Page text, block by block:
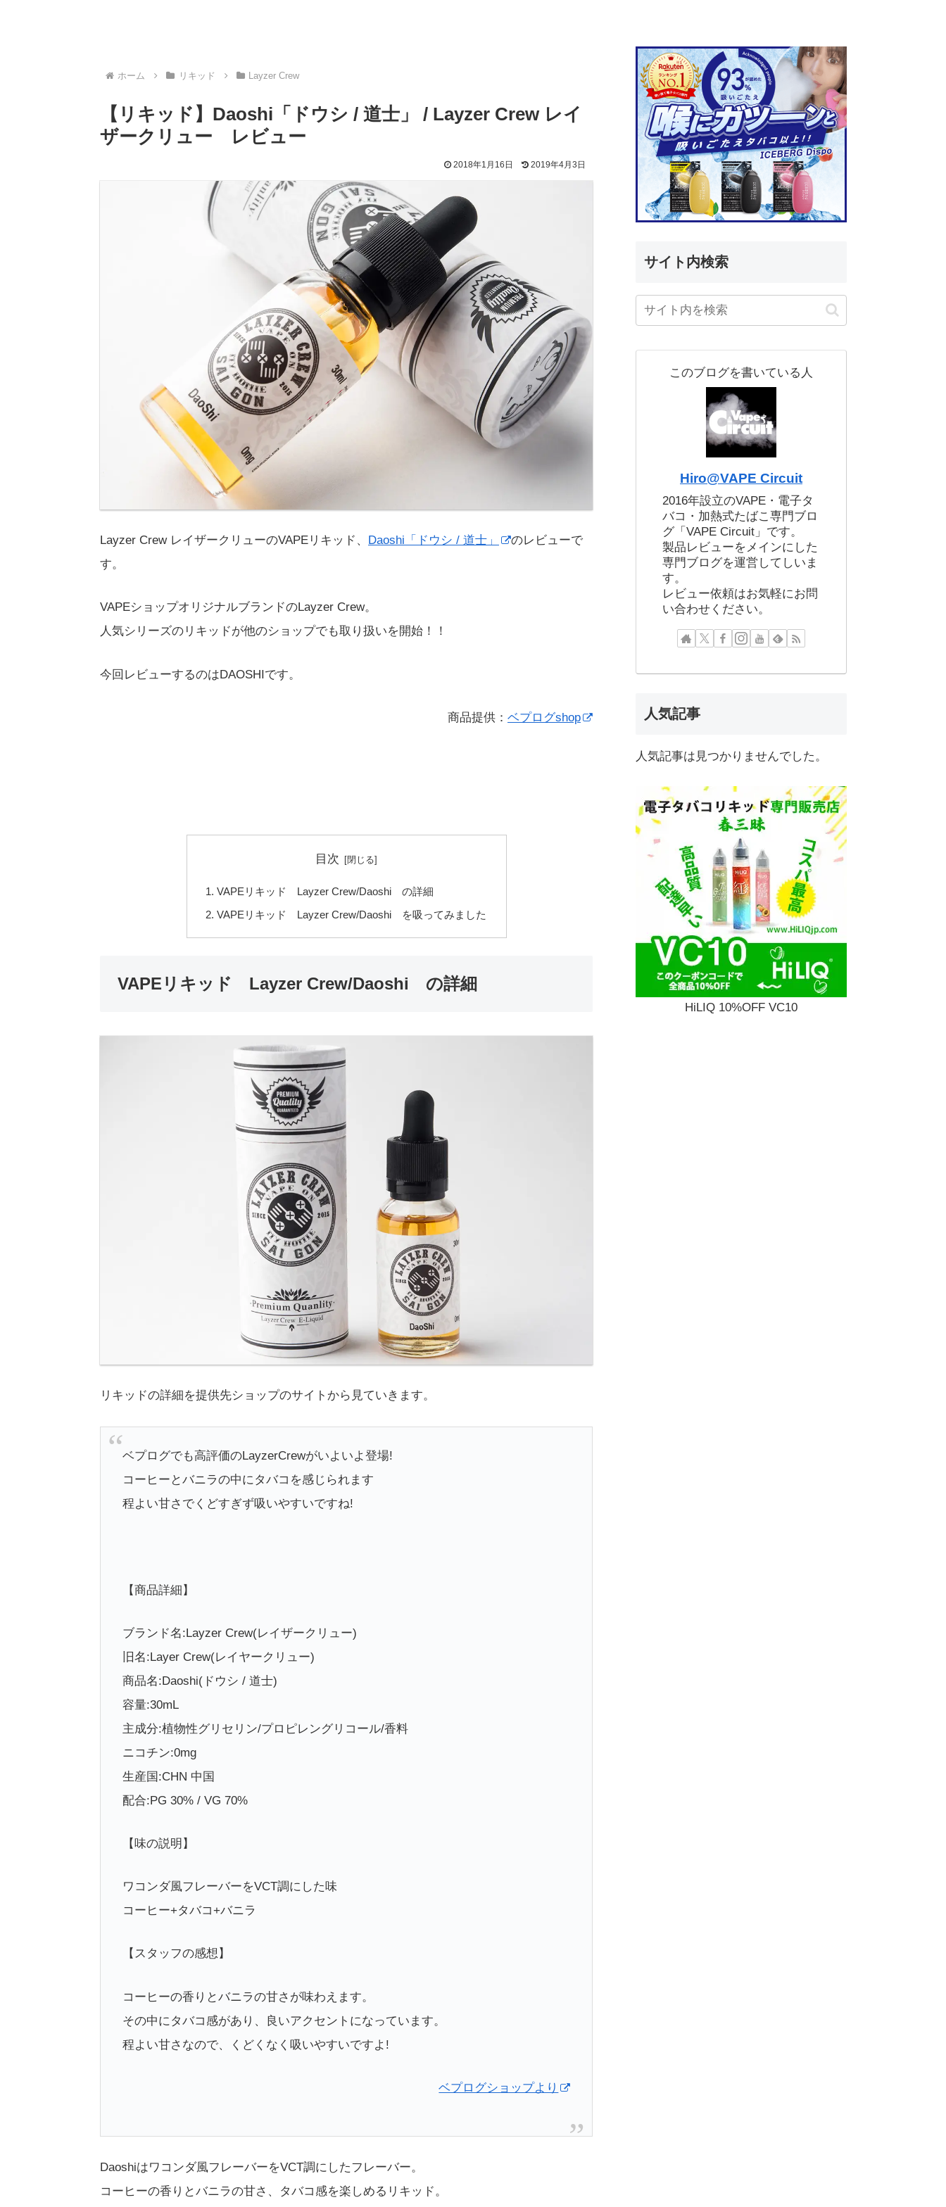
ホーム リキッド Layzer Crew
【リキッド】Daoshi「ドウシ / 道士」 / Layzer Crew レイ
ザークリュー レビュー
2018年1月16日 2019年4月3日
Layzer Crew レイザークリューのVAPEリキッド、 Daoshi「ドウシ / 道士」
のレビューで
す。
VAPEショップオリジナルブランドのLayzer Crew。
人気シリーズのリキッドが他のショップでも取り扱いを開始！！
今回レビューするのはDAOSHIです。
商品提供： ベプログshop
目次
VAPEリキッド Layzer Crew/Daoshi の詳細
VAPEリキッド Layzer Crew/Daoshi を吸ってみました
VAPEリキッド Layzer Crew/Daoshi の詳細
リキッドの詳細を提供先ショップのサイトから見ていきます。
ベプログでも高評価のLayzerCrewがいよいよ登場!
コーヒーとバニラの中にタバコを感じられます
程よい甘さでくどすぎず吸いやすいですね!
【商品詳細】
ブランド名:Layzer Crew(レイザークリュー)
旧名:Layer Crew(レイヤークリュー)
商品名:Daoshi(ドウシ / 道士)
容量:30mL
主成分:植物性グリセリン/プロピレングリコール/香料
ニコチン:0mg
生産国:CHN 中国
配合:PG 30% / VG 70%
【味の説明】
ワコンダ風フレーバーをVCT調にした味
コーヒー+タバコ+バニラ
【スタッフの感想】
コーヒーの香りとバニラの甘さが味わえます。
その中にタバコ感があり、良いアクセントになっています。
程よい甘さなので、くどくなく吸いやすいですよ!
ベプログショップより
Daoshiはワコンダ風フレーバーをVCT調にしたフレーバー。
コーヒーの香りとバニラの甘さ、タバコ感を楽しめるリキッド。
サイト内検索
このブログを書いている人
Hiro@VAPE Circuit
2016年設立のVAPE・電子タ
バコ・加熱式たばこ専門ブロ
グ「VAPE Circuit」です。
製品レビューをメインにした
専門ブログを運営してしいま
す。
レビュー依頼はお気軽にお問
い合わせください。
人気記事
人気記事は見つかりませんでした。
HiLIQ 10%OFF VC10